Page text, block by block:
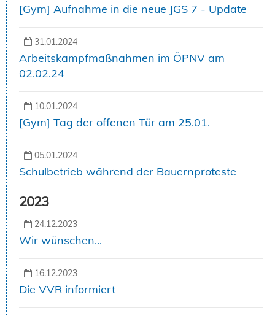
[Gym] Aufnahme in die neue JGS 7 - Update
31.01.2024
Arbeitskampfmaßnahmen im ÖPNV am
02.02.24
10.01.2024
[Gym] Tag der offenen Tür am 25.01.
05.01.2024
Schulbetrieb während der Bauernproteste
2023
24.12.2023
Wir wünschen...
16.12.2023
Die VVR informiert